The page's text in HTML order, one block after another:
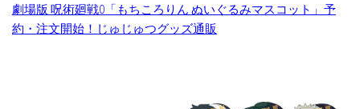
劇場版 呪術廻戦0「もちころりん ぬいぐるみマスコット」予
約・注文開始！じゅじゅつグッズ通販